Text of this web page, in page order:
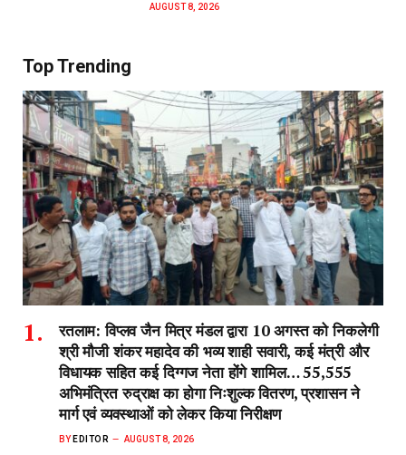
AUGUST 8, 2026
Top Trending
रतलाम: विप्लव जैन मित्र मंडल द्वारा 10 अगस्त को निकलेगी
श्री मौजी शंकर महादेव की भव्य शाही सवारी, कई मंत्री और
विधायक सहित कई दिग्गज नेता होंगे शामिल… 55,555
अभिमंत्रित रुद्राक्ष का होगा निःशुल्क वितरण, प्रशासन ने
मार्ग एवं व्यवस्थाओं को लेकर किया निरीक्षण
BY EDITOR AUGUST 8, 2026